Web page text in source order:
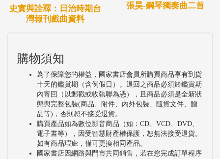
史實與詮釋：日治時期台
灣報刊戲曲資料
張昊-鋼琴獨奏曲二首
購物須知
為了保障您的權益，國家書店會員所購買商品享有到貨
十天的鑑賞期（含例假日）。退回之商品必須於鑑賞期
內寄回（以郵戳或收執聯為憑），且商品必須是全新狀
態與完整包裝(商品、附件、內外包裝、隨貨文件、贈
品等)，否則恕不接受退貨。
購買產品如為數位影音商品（如：CD、VCD、DVD、
電子書等），因受智慧財產權保護，恕無法接受退貨。
如有商品瑕疵，僅可更換相同產品。
國家書店因網路與門市共同銷售，若在您完成訂單程序